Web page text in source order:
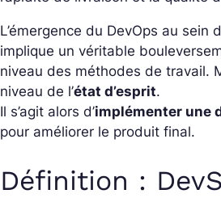
L’émergence du DevOps au sein
implique un véritable
niveau des méthodes de travail.
niveau de l’état d’esprit.
Il s’agit alors d’implémenter une
pour améliorer le produit final.
Définition :